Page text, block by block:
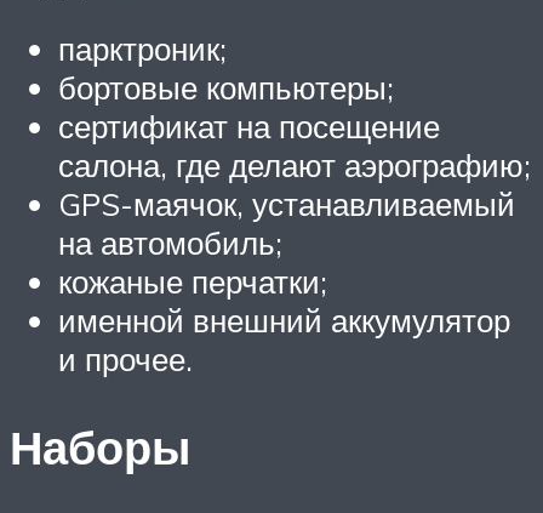
парктроник;
бортовые компьютеры;
сертификат на посещение
салона, где делают аэрографию;
GPS-маячок, устанавливаемый
на автомобиль;
кожаные перчатки;
именной внешний аккумулятор
и прочее.
Наборы